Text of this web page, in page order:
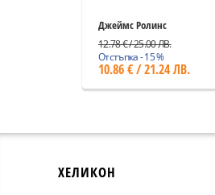
Джеймс Ролинс
12.78 € / 25.00 ЛВ.
Отстъпка - 15 %
10.86 € / 21.24 ЛВ.
ХЕЛИКОН